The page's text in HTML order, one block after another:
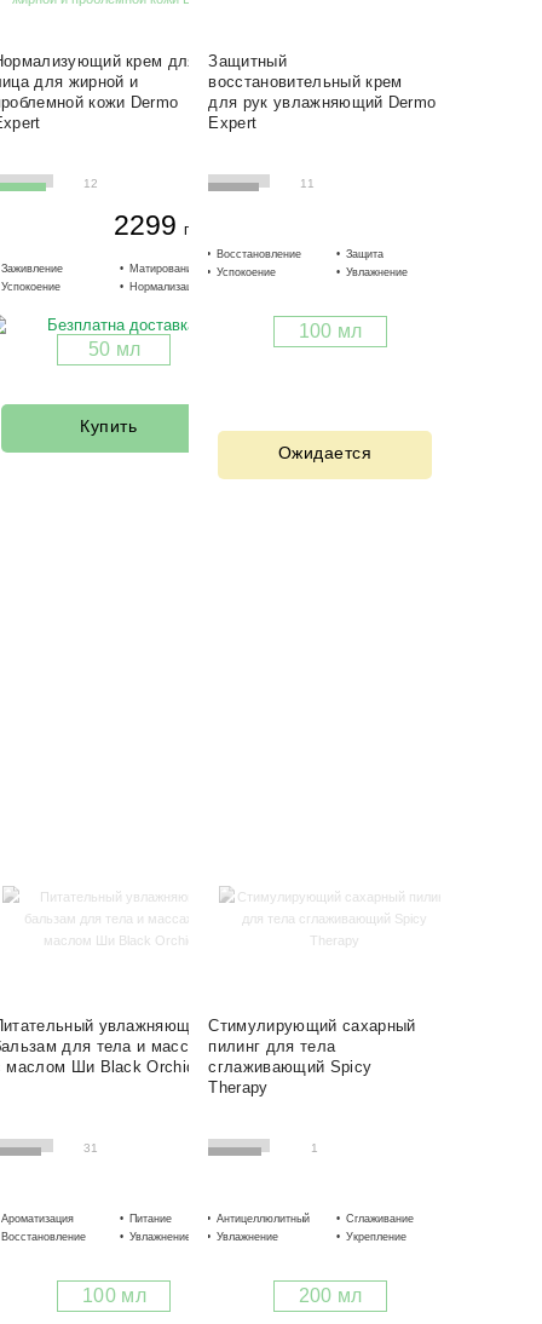
крем для
для жирной и
кожи Dermo
12
2299 грн.
Заживление
Успокоение
Матирование
Нормализация
Очищение
50 мл
Купить
Защитный
восстановительный крем
для рук увлажняющий Dermo
Expert
11
Восстановление
Успокоение
Защита
Увлажнение
100 мл
Ожидается
увлажняющий
для тела и массажа
маслом Ши Black Orchid
31
Ароматизация
Восстановление
Питание
Увлажнение
Укрепление
Смягчение
100 мл
Стимулирующий сахарный
пилинг для тела
сглаживающий Spicy
Therapy
1
Антицеллюлитный
Увлажнение
Сглаживание
Укрепление
200 мл